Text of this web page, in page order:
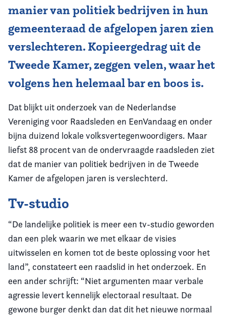
manier van politiek bedrijven in hun
gemeenteraad de afgelopen jaren zien
verslechteren. Kopieergedrag uit de
Tweede Kamer, zeggen velen, waar het
volgens hen helemaal bar en boos is.
Dat blijkt uit onderzoek van de Nederlandse
Vereniging voor Raadsleden en EenVandaag en onder
bijna duizend lokale volksvertegenwoordigers. Maar
liefst 88 procent van de ondervraagde raadsleden ziet
dat de manier van politiek bedrijven in de Tweede
Kamer de afgelopen jaren is verslechterd.
Tv-studio
“De landelijke politiek is meer een tv-studio geworden
dan een plek waarin we met elkaar de visies
uitwisselen en komen tot de beste oplossing voor het
land”, constateert een raadslid in het onderzoek. En
een ander schrijft: “Niet argumenten maar verbale
agressie levert kennelijk electoraal resultaat. De
gewone burger denkt dan dat dit het nieuwe normaal